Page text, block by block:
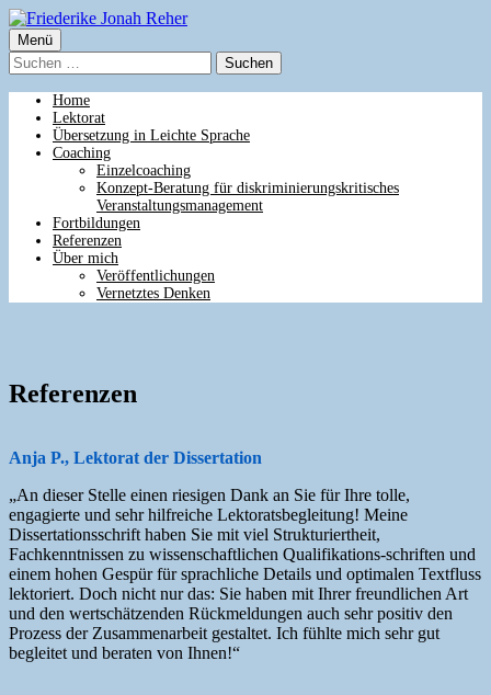
Springe
zum
Inhalt
Friederike Jonah Reher
Primäres
Menü
Menü
Suchen
nach:
Home
Lektorat
Übersetzung in Leichte Sprache
Coaching
Einzelcoaching
Konzept-Beratung für diskriminierungskritisches
Veranstaltungsmanagement
Fortbildungen
Referenzen
Über mich
Veröffentlichungen
Vernetztes Denken
Referenzen
Anja P., Lektorat der Dissertation
„An dieser Stelle einen riesigen Dank an Sie für Ihre tolle,
engagierte und sehr hilfreiche Lektoratsbegleitung! Meine
Dissertationsschrift haben Sie mit viel Strukturiertheit,
Fachkenntnissen zu wissenschaftlichen Qualifikations-schriften und
einem hohen Gespür für sprachliche Details und optimalen Textfluss
lektoriert. Doch nicht nur das: Sie haben mit Ihrer freundlichen Art
und den wertschätzenden Rückmeldungen auch sehr positiv den
Prozess der Zusammenarbeit gestaltet. Ich fühlte mich sehr gut
begleitet und beraten von Ihnen!“